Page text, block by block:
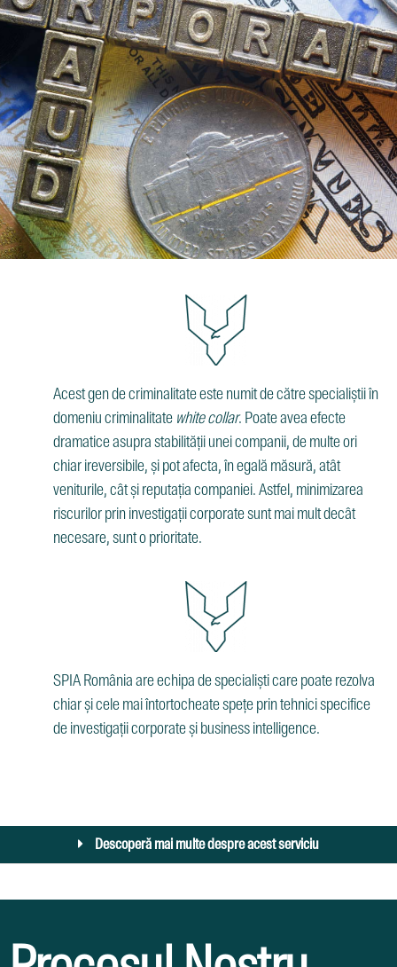
Acest gen de criminalitate este numit de către specialiștii în
domeniu criminalitate white collar. Poate avea efecte
dramatice asupra stabilității unei companii, de multe ori
chiar ireversibile, și pot afecta, în egală măsură, atât
veniturile, cât și reputația companiei. Astfel, minimizarea
riscurilor prin investigații corporate sunt mai mult decât
necesare, sunt o prioritate.
SPIA România are echipa de specialiști care poate rezolva
chiar și cele mai întortocheate spețe prin tehnici specifice
de investigații corporate și business intelligence.
Descoperă mai multe despre acest serviciu